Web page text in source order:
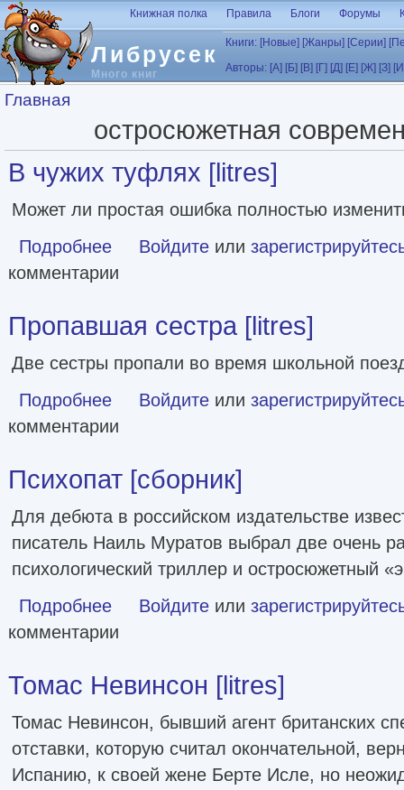
Перейти к основному содержанию
Либрусек
Много книг
Книжная полка Правила Блоги Форумы
Книги: [Новые] [Жанры] [Серии]
Авторы: [А] [Б] [В] [Г] [Д] [Е] [Ж] [З]
Вы здесь
Главная
остросюжетная
В чужих туфлях [litres]
Может ли простая ошибка полностью
Подробнее о В чужих туфлях [litres]
Войдите или
комментарии
Пропавшая сестра [litres]
Две сестры пропали во время школьной
Подробнее о Пропавшая сестра [litres]
Войдите или
комментарии
Психопат [сборник]
Для дебюта в российском издательстве
писатель Наиль Муратов выбрал две очень
психологический триллер и остросюжетный
Подробнее о Психопат [сборник]
Войдите или
комментарии
Томас Невинсон [litres]
Томас Невинсон, бывший агент британских
отставки, которую считал окончательной,
Испанию, к своей жене Берте Исле, но